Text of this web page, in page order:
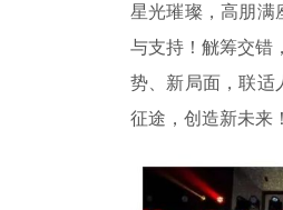
星光璀璨，高朋满
与支持！觥筹交错
势、新局面，联适
征途，创造新未来！